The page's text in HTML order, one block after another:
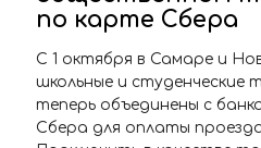
по карте Сбера
С 1 октября в Самаре и
школьные и
теперь объединены с
Сбера для оплаты